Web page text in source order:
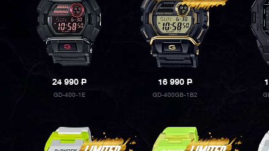
24 990P
GD-400-1E
16 990P
GD-400GB-1B2